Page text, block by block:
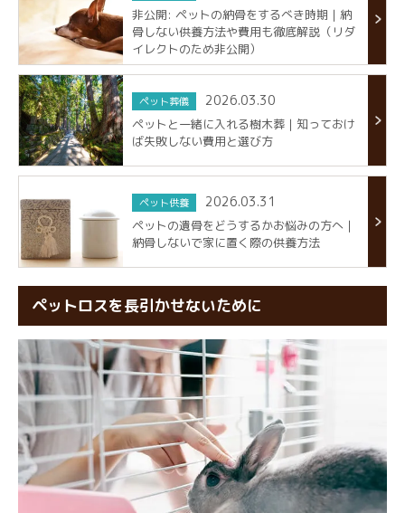
非公開: ペットの納骨をするべき時期｜納
骨しない供養方法や費用も徹底解説（リダ
イレクトのため非公開）
ペット葬儀 2026.03.30
ペットと一緒に入れる樹木葬｜知っておけ
ば失敗しない費用と選び方
ペット供養 2026.03.31
ペットの遺骨をどうするかお悩みの方へ｜
納骨しないで家に置く際の供養方法
ペットロスを長引かせないために